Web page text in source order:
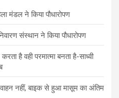
मंडल ने किया पौधारोपण
संस्थान ने किया पौधारोपण
है वही परमात्मा बनता है-साध्वी
नहीं, बाइक से हुआ मासूम का अंतिम